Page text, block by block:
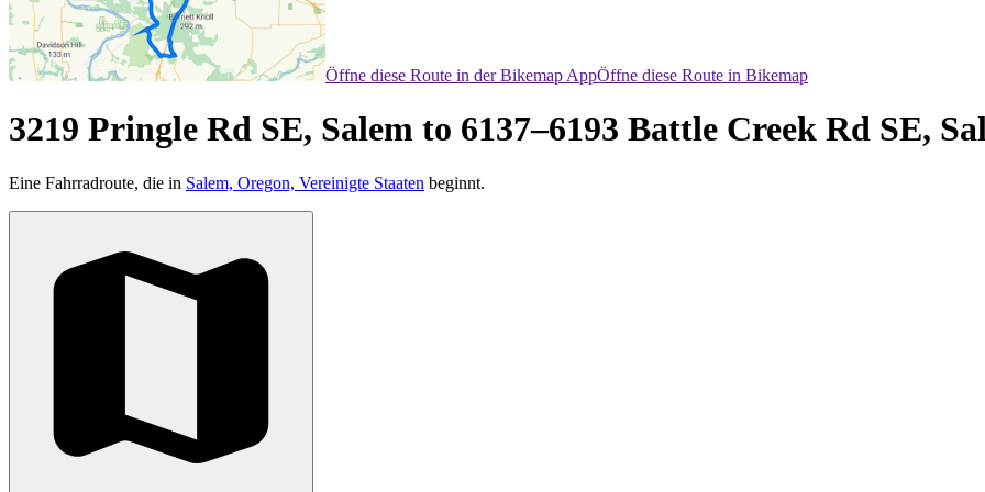
Öffne diese Route in der Bikemap AppÖffne diese Route in Bikemap
3219 Pringle Rd SE, Salem to 6137–6193 Battle Creek Rd SE,
Eine Fahrradroute, die in Salem, Oregon, Vereinigte Staaten beginnt.